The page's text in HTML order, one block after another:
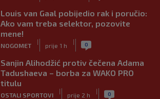
Louis van Gaal pobijedio rak i poručio:
Ako vam treba selektor, pozovite
mene!
NOGOMET
|
prije 1 h
| 0
Sanjin Alihodžić protiv čečena Adama
Tadushaeva – borba za WAKO PRO
titulu
OSTALI SPORTOVI
|
prije 2 h
| 0